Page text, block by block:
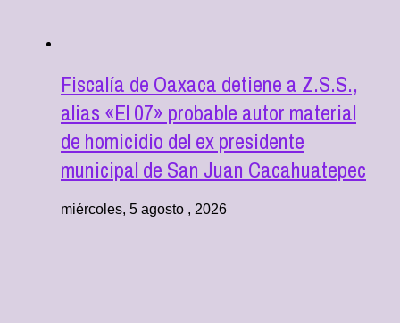
Fiscalía de Oaxaca detiene a Z.S.S.,
alias «El 07» probable autor material
de homicidio del ex presidente
municipal de San Juan Cacahuatepec
miércoles, 5 agosto , 2026